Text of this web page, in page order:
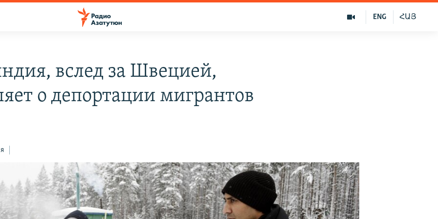
ՀԱՅ
ENG
вслед за Швецией,
о депортации мигрантов